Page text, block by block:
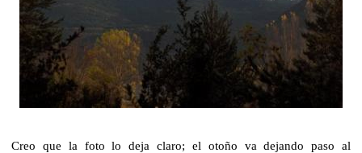
Creo que la foto lo deja claro; el otoño va dejando paso al